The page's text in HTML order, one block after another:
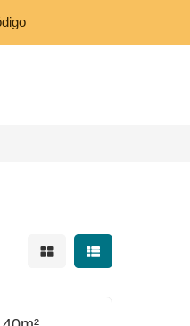
Mostrar resultados em
Mostrar